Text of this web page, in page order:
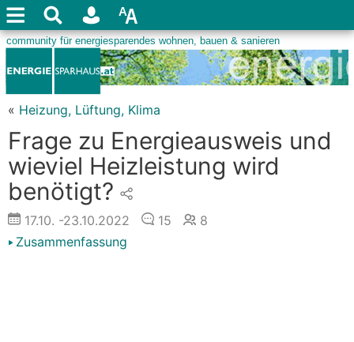
« Heizung, Lüftung, Klima
Frage zu Energieausweis und
wieviel Heizleistung wird
benötigt?
17.10. -23.10.2022 15
8
Zusammenfassung